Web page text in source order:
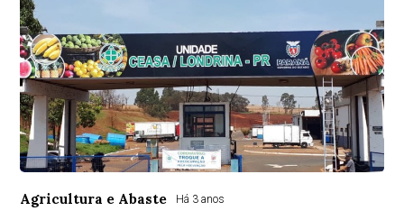
Agricultura e Abaste Há 3 anos